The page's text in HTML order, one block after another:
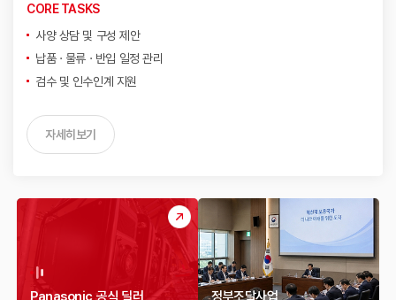
CORE TASKS
사양 상담 및 구성 제안
납품 · 물류 · 반입 일정 관리
검수 및 인수인계 지원
자세히보기
Panasonic 공식 딜러 정부조달사업